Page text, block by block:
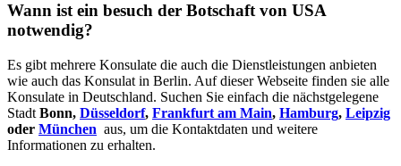
Wann ist ein besuch der Botschaft von USA
notwendig?
Es gibt mehrere Konsulate die auch die Dienstleistungen anbieten
wie auch das Konsulat in Berlin. Auf dieser Webseite finden sie alle
Konsulate in Deutschland. Suchen Sie einfach die nächstgelegene
Stadt Bonn, Düsseldorf, Frankfurt am Main, Hamburg, Leipzig
oder München aus, um die Kontaktdaten und weitere
Informationen zu erhalten.